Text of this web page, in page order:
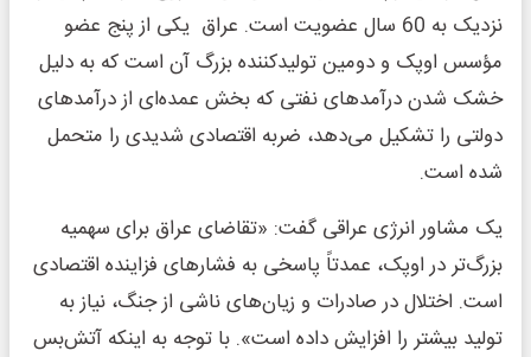
نزدیک به 60 سال عضویت است. عراق یکی از پنج عضو
مؤسس اوپک و دومین تولیدکننده بزرگ آن است که به دلیل
خشک شدن درآمدهای نفتی که بخش عمده‌ای از درآمدهای
دولتی را تشکیل می‌دهد، ضربه اقتصادی شدیدی را متحمل
شده است.
یک مشاور انرژی عراقی گفت: «تقاضای عراق برای سهمیه
بزرگ‌تر در اوپک، عمدتاً پاسخی به فشارهای فزاینده اقتصادی
است. اختلال در صادرات و زیان‌های ناشی از جنگ، نیاز به
تولید بیشتر را افزایش داده است». با توجه به اینکه آتش‌بس